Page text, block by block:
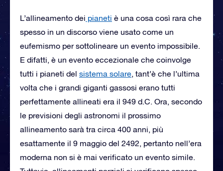
L’allineamento dei pianeti è una cosa così rara che
spesso in un discorso viene usato come un
eufemismo per sottolineare un evento impossibile.
E difatti, è un evento eccezionale che coinvolge
tutti i pianeti del sistema solare, tant’è che l’ultima
volta che i grandi giganti gassosi erano tutti
perfettamente allineati era il 949 d.C. Ora, secondo
le previsioni degli astronomi il prossimo
allineamento sarà tra circa 400 anni, più
esattamente il 9 maggio del 2492, pertanto nell’era
moderna non si è mai verificato un evento simile.